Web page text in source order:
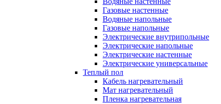
Газовые настенные
Водяные напольные
Газовые напольные
Электрические внутрипольные
Электрические напольные
Электрические настенные
Электрические универсальные
Теплый пол
Кабель нагревательный
Мат нагревательный
Пленка нагревательная